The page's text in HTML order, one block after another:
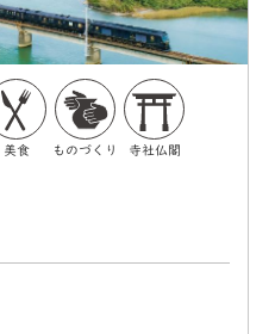
美食 ものづくり 寺社仏閣